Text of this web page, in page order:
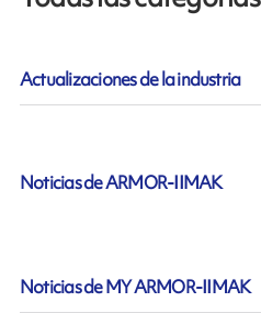
Actualizaciones de la industria
Noticias de ARMOR-IIMAK
Noticias de MY ARMOR-IIMAK